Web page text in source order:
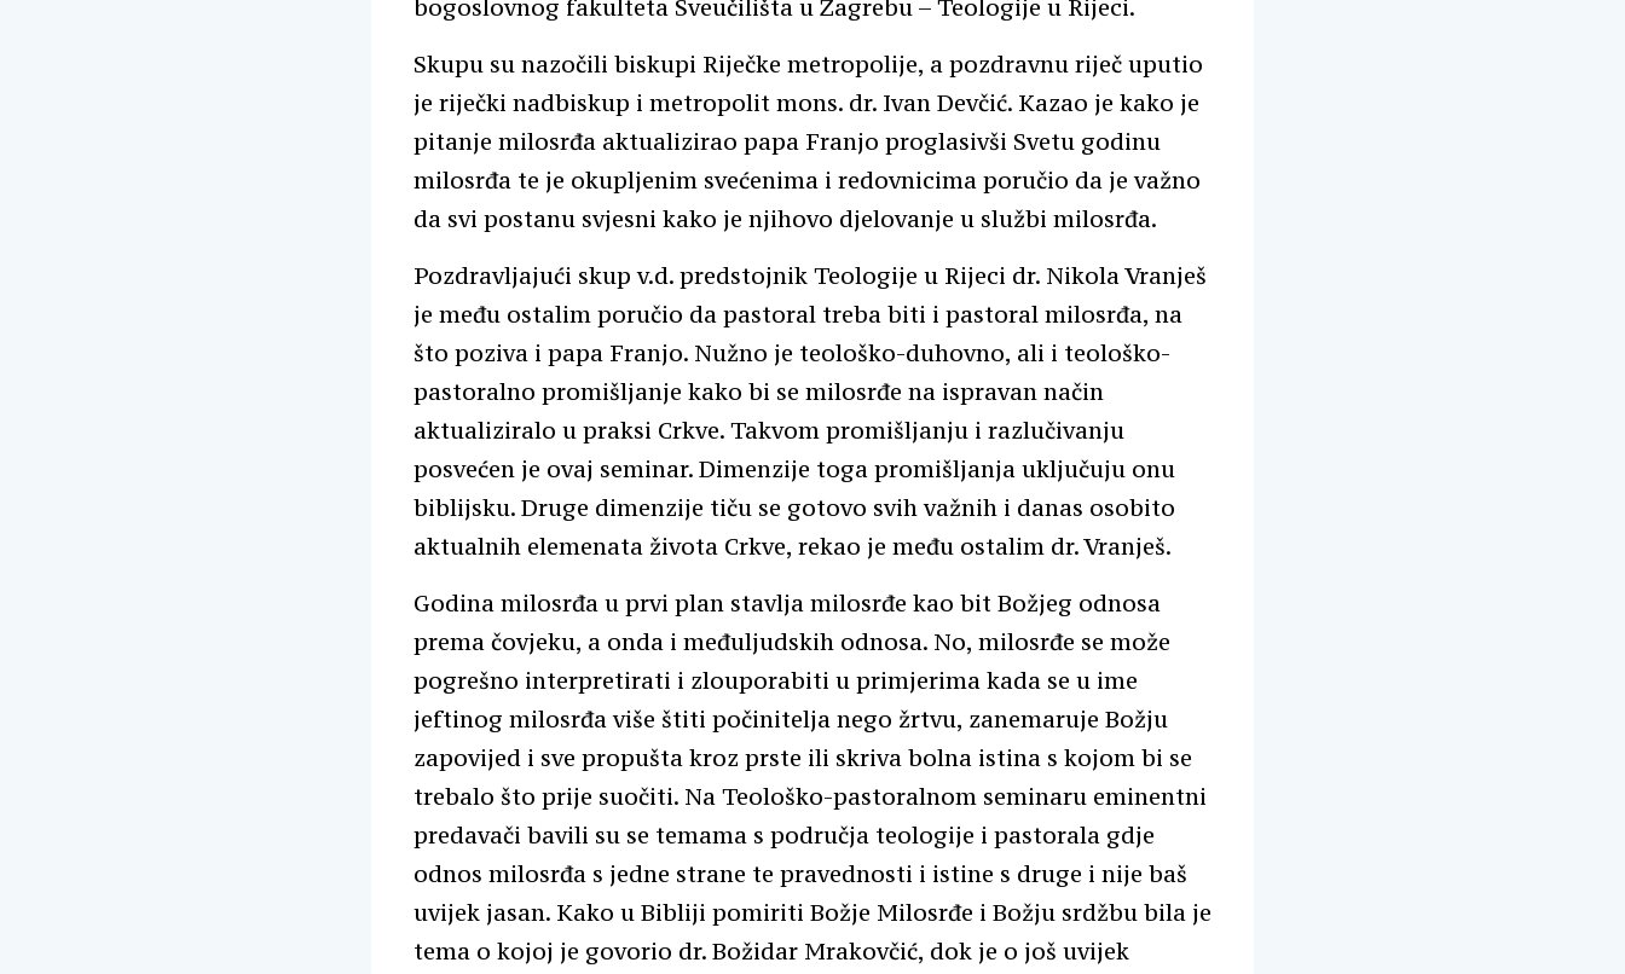
bogoslovnog fakulteta Sveučilišta u Zagrebu – Teologije u Rijeci.
Skupu su nazočili biskupi Riječke metropolije, a pozdravnu riječ uputio
je riječki nadbiskup i metropolit mons. dr. Ivan Devčić. Kazao je kako je
pitanje milosrđa aktualizirao papa Franjo proglasivši Svetu godinu
milosrđa te je okupljenim svećenima i redovnicima poručio da je važno
da svi postanu svjesni kako je njihovo djelovanje u službi milosrđa.
Pozdravljajući skup v.d. predstojnik Teologije u Rijeci dr. Nikola Vranješ
je među ostalim poručio da pastoral treba biti i pastoral milosrđa, na
što poziva i papa Franjo. Nužno je teološko-duhovno, ali i teološko-
pastoralno promišljanje kako bi se milosrđe na ispravan način
aktualiziralo u praksi Crkve. Takvom promišljanju i razlučivanju
posvećen je ovaj seminar. Dimenzije toga promišljanja uključuju onu
biblijsku. Druge dimenzije tiču se gotovo svih važnih i danas osobito
aktualnih elemenata života Crkve, rekao je među ostalim dr. Vranješ.
Godina milosrđa u prvi plan stavlja milosrđe kao bit Božjeg odnosa
prema čovjeku, a onda i međuljudskih odnosa. No, milosrđe se može
pogrešno interpretirati i zlouporabiti u primjerima kada se u ime
jeftinog milosrđa više štiti počinitelja nego žrtvu, zanemaruje Božju
zapovijed i sve propušta kroz prste ili skriva bolna istina s kojom bi se
trebalo što prije suočiti. Na Teološko-pastoralnom seminaru eminentni
predavači bavili su se temama s područja teologije i pastorala gdje
odnos milosrđa s jedne strane te pravednosti i istine s druge i nije baš
uvijek jasan. Kako u Bibliji pomiriti Božje Milosrđe i Božju srdžbu bila je
tema o kojoj je govorio dr. Božidar Mrakovčić, dok je o još uvijek